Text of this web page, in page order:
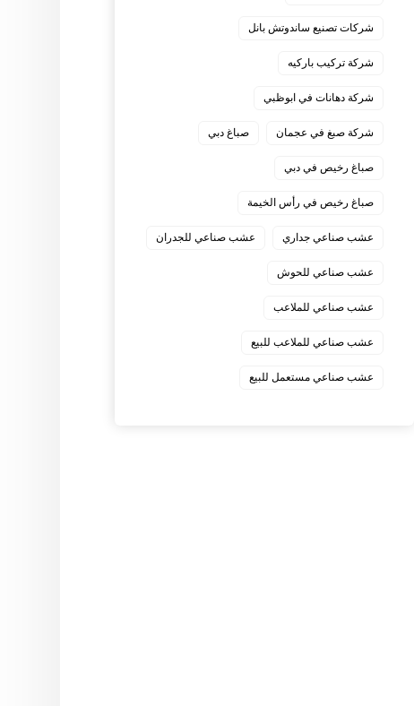
شركات تصنيع ساندوتش بانل
شركة تركيب باركيه
شركة دهانات في ابوظبي
شركة صبغ في عجمان صباغ دبي
صباغ رخيص في دبي
صباغ رخيص في رأس الخيمة
عشب صناعي جداري عشب صناعي للجدران
عشب صناعي للحوش
عشب صناعي للملاعب
عشب صناعي للملاعب للبيع
عشب صناعي مستعمل للبيع